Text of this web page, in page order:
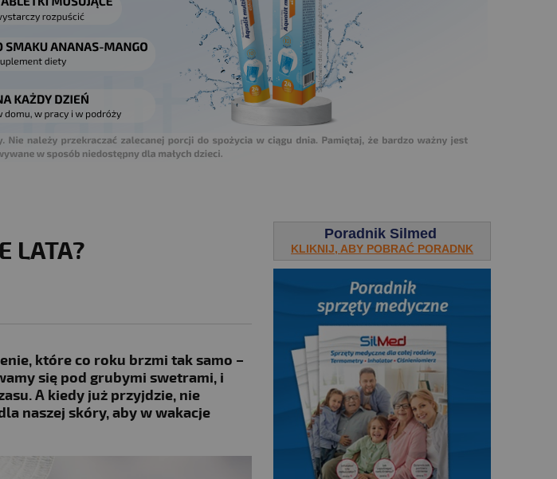
LATA?
które co roku brzmi tak samo –
się pod grubymi swetrami, i
A kiedy już przyjdzie, nie
naszej skóry, aby w wakacje
Poradnik Silmed
KLIKNIJ, ABY POBRAĆ PORADNK